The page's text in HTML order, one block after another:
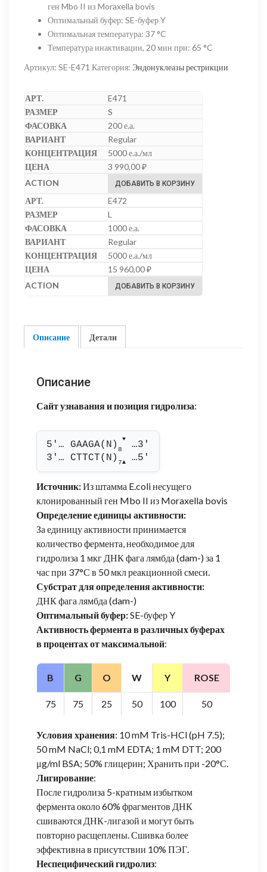
960,00 ₽
ген Mbo II из Moraxella bovis
Оптимальный буфер: SE-буфер Y
Оптимальная температура: 37 °C
Температура инактивации, 20 мин при: 65 °C
Артикул: SE-E471 Категория: Эндонуклеазы рестрикции
E471
S
200 е.а.
Regular
5000 е.а./мл
3 990,00₽
ДОБАВИТЬ В КОРЗИНУ
E472
L
1000 е.а.
Regular
5000 е.а./мл
15 960,00₽
ДОБАВИТЬ В КОРЗИНУ
Описание Детали
Описание
Сайт узнавания и позиция гидролиза:
5'… GAAGA(N) 8
▼
…3'
3'… CTTCT(N) 7▲ …5'
Источник:Из штамма E.coli несущего
клонированный ген Mbo II из Moraxella bovis
Определение единицы активности:
За единицу активности принимается
количество фермента, необходимое для
гидролиза 1 мкг ДНК фага лямбда (dam-) за 1
час при 37°С в 50 мкл реакционной смеси.
Субстрат для определения активности:
ДНК фага лямбда (dam-)
Оптимальный буфер:SE-буфер Y
Активность фермента в различных буферах
в процентах от максимальной:
B G O W Y ROSE
75 75 25 50 100 50
Условия хранения: 10 mM Tris-HCl (pH 7.5);
50 mM NaCl; 0,1 mM EDTA; 1 mM DTT; 200
μg/ml BSA; 50% глицерин; Хранить при -20°С.
Лигирование:
После гидролиза 5-кратным избытком
фермента около 60% фрагментов ДНК
сшиваются ДНК-лигазой и могут быть
повторно расщеплены. Сшивка более
эффективна в присутствии 10% ПЭГ.
Неспецифический гидролиз: